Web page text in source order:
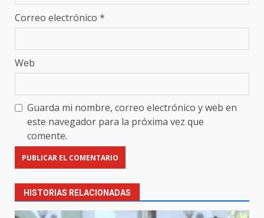
Correo electrónico *
Web
Guarda mi nombre, correo electrónico y web en
este navegador para la próxima vez que
comente.
HISTORIAS RELACIONADAS